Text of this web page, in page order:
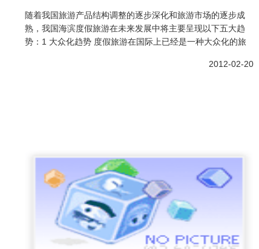
随着我国旅游产品结构调整的逐步深化和旅游市场的逐步成
熟，我国海滨度假旅游在未来发展中将主要呈现以下五大趋
势：1 大众化趋势 度假旅游在国际上已经是一种大众化的旅
2012-02-20